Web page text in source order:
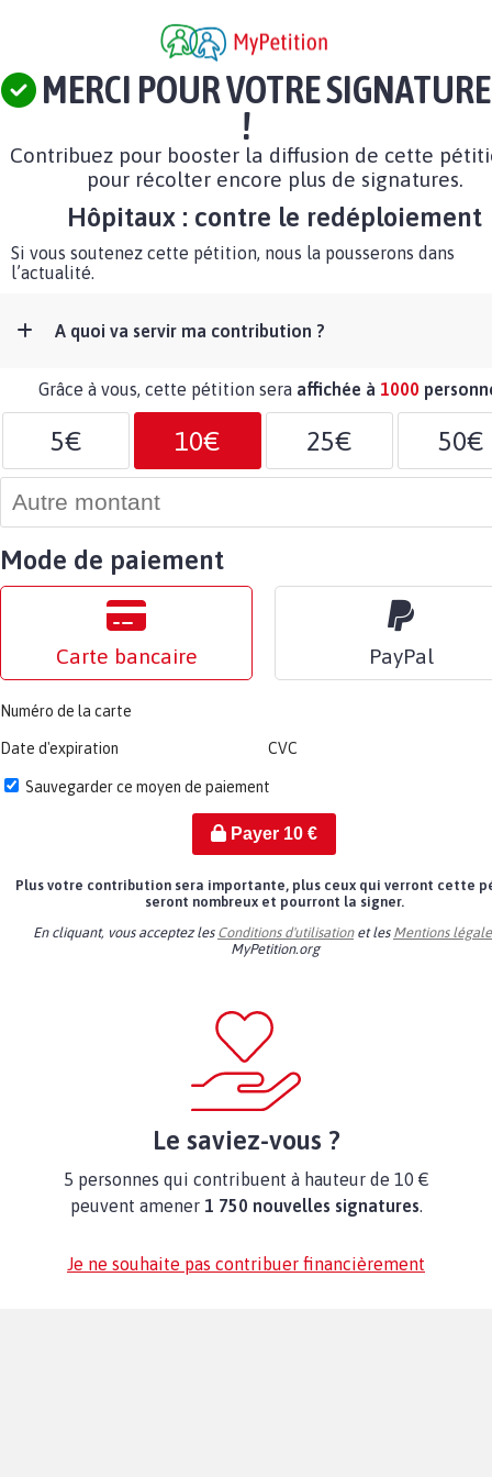
MERCI POUR VOTRE SIGNATURE
!
Contribuez pour booster la diffusion de cette
pour récolter encore plus de signatures.
Hôpitaux : contre le redéploiement
Si vous soutenez cette pétition, nous la pousserons dans
l’actualité.
A quoi va servir ma contribution ?
Grâce à vous, cette pétition sera affichée à 1000
5€ 10€ 25€ 50€
Mode de paiement
Carte bancaire PayPal
Numéro de la carte
Date d'expiration CVC
Sauvegarder ce moyen de paiement
Payer 10€
Plus votre contribution sera importante, plus ceux qui verront cette
seront nombreux et pourront la signer.
En cliquant, vous acceptez les Conditions d'utilisationet les Mentions
MyPetition.org
Le saviez-vous ?
5 personnes qui contribuent à hauteur de 10 €
peuvent amener 1 750 nouvelles signatures.
Je ne souhaite pas contribuer financièrement